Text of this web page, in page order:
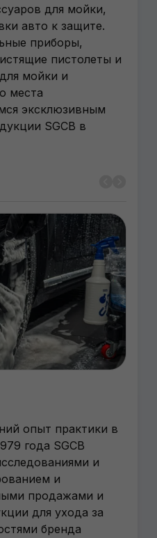
для мойки,
авто к защите.
приборы,
пистолеты и
мойки и
места
эксклюзивным
SGCB в
опыт практики в
года SGCB
и
и
продажами и
для ухода за
бренда